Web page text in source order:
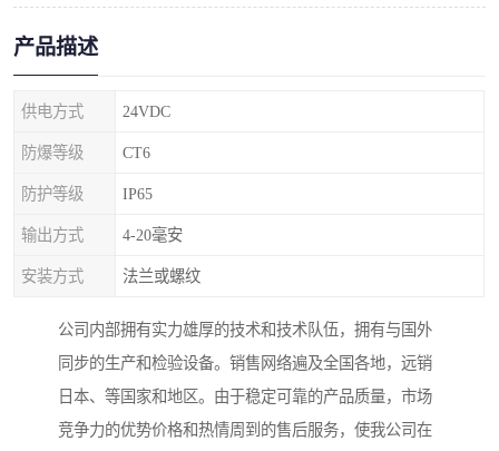
产品描述
供电方式 24VDC
防爆等级 CT6
防护等级 IP65
输出方式 4-20毫安
安装方式 法兰或螺纹
公司内部拥有实力雄厚的技术和技术队伍，拥有与国外
同步的生产和检验设备。销售网络遍及全国各地，远销
日本、等国家和地区。由于稳定可靠的产品质量，市场
竞争力的优势价格和热情周到的售后服务，使我公司在